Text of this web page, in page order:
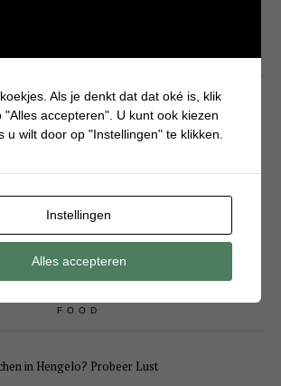
DIY
Maak een geurroos van watten
maken om bij de voordeur te hangen
FOOD
in Hengelo? Probeer Lust
Als je denkt dat dat oké is, klik
"Alles accepteren". U kunt ook kiezen
u wilt door op "Instellingen" te klikken.
Instellingen
Alles accepteren